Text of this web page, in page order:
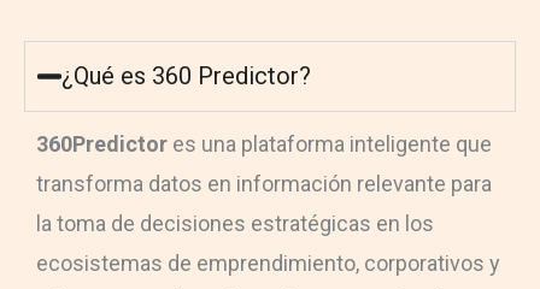
¿Qué es 360 Predictor?
360Predictor es una plataforma inteligente que
transforma datos en información relevante para
la toma de decisiones estratégicas en los
ecosistemas de emprendimiento, corporativos y